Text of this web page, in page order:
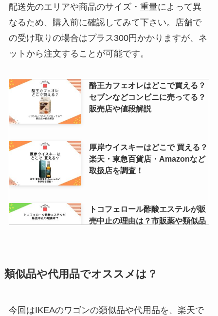
配送先のエリアや商品のサイズ・重量によって異
なるため、購入前に確認してみて下さい。店舗で
の受け取りの場合はプラス300円かかりますが、ネ
ットから注文することが可能です。
酪王カフェオレはどこで買える？
セブンなどコンビニに売ってる？
販売店や値段解説
厚岸ウイスキーはどこで 買える？
楽天・東急百貨店・Amazonなど
取扱店を調査！
トコフェロール酢酸エステルが販
売中止の理由は？市販薬や類似品
エピラット脱色クリームはどこに
類似品や代用品でオススメは？
今回はIKEAのワゴンの類似品や代用品を、楽天で